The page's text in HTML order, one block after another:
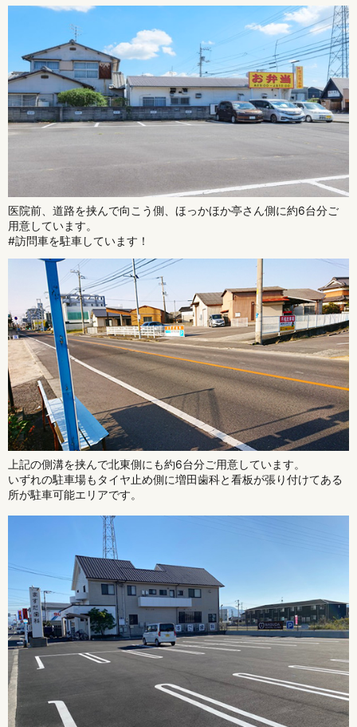
医院前、道路を挟んで向こう側、ほっかほか亭さん側に約6台分ご
用意しています。
#訪問車を駐車しています！
上記の側溝を挟んで北東側にも約6台分ご用意しています。
いずれの駐車場もタイヤ止め側に増田歯科と看板が張り付けてある
所が駐車可能エリアです。